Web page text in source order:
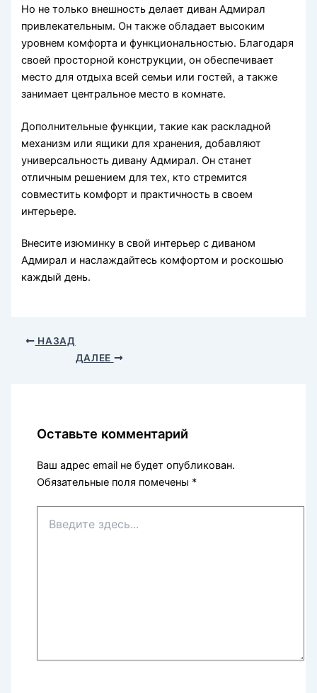
Но не только внешность делает диван Адмирал
привлекательным. Он также обладает высоким
уровнем комфорта и функциональностью. Благодаря
своей просторной конструкции, он обеспечивает
место для отдыха всей семьи или гостей, а также
занимает центральное место в комнате.
Дополнительные функции, такие как раскладной
механизм или ящики для хранения, добавляют
универсальность дивану Адмирал. Он станет
отличным решением для тех, кто стремится
совместить комфорт и практичность в своем
интерьере.
Внесите изюминку в свой интерьер с диваном
Адмирал и наслаждайтесь комфортом и роскошью
каждый день.
НАЗАД
ДАЛЕЕ
Оставьте комментарий
Ваш адрес email не будет опубликован.
Обязательные поля помечены *
здесь...